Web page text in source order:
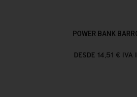
POWER BANK
DESDE 14,51 € IVA